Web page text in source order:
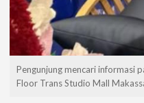
Pengunjung mencari informasi
Floor Trans Studio Mall